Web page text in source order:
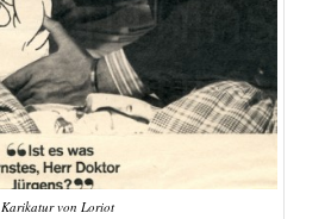
Karikatur von Loriot